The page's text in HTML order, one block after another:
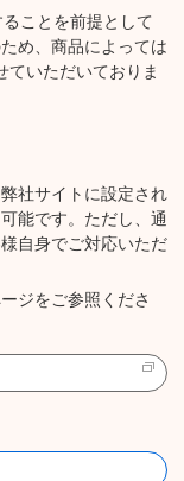
ことを前提として
め、商品によっては
ていただいておりま
社サイトに設定され
能です。ただし、通
自身でご対応いただ
ジをご参照くださ